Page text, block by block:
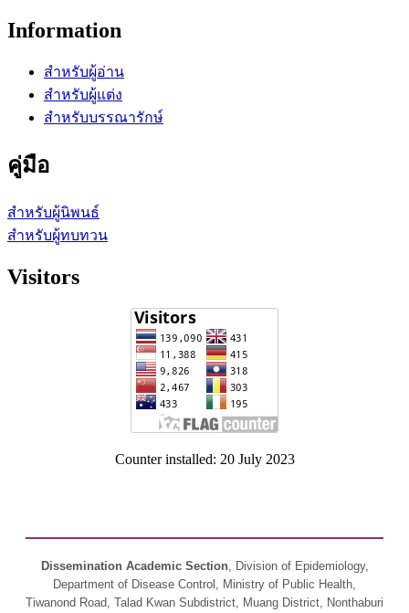
Information
สำหรับผู้อ่าน
สำหรับผู้แต่ง
สำหรับบรรณารักษ์
คู่มือ
สำหรับผู้นิพนธ์
สำหรับผู้ทบทวน
Visitors
Counter installed: 20 July 2023
Dissemination Academic Section, Division of Epidemiology,
Department of Disease Control, Ministry of Public Health,
Tiwanond Road, Talad Kwan Subdistrict, Muang District, Nonthaburi